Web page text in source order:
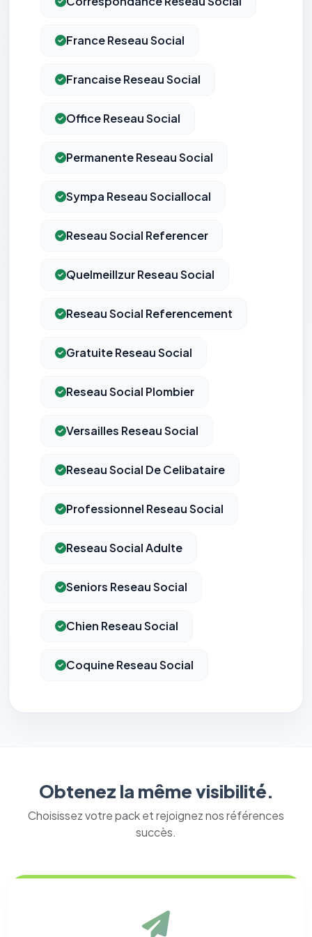
France Reseau Social
Francaise Reseau Social
Office Reseau Social
Permanente Reseau Social
Sympa Reseau Sociallocal
Reseau Social Referencer
Quelmeillzur Reseau Social
Reseau Social Referencement
Gratuite Reseau Social
Reseau Social Plombier
Versailles Reseau Social
Reseau Social De Celibataire
Professionnel Reseau Social
Reseau Social Adulte
Seniors Reseau Social
Chien Reseau Social
Coquine Reseau Social
Obtenez la même visibilité.
Choisissez votre pack et rejoignez nos références
succès.